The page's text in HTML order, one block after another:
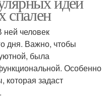
спален
человек
дня. Важно, чтобы
была
Особенно
задаст